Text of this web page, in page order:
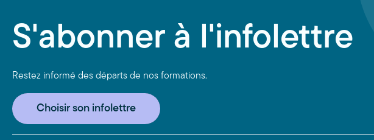
S'abonner à l'infolettre
Restez informé des départs de nos formations.
Choisir son infolettre